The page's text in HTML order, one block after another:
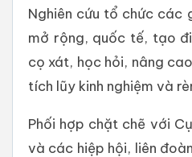
Nghiên cứu tổ chức các
mở rộng, quốc tế, tạo
cọ xát, học hỏi, nâng
tích lũy kinh nghiệm và
Phối hợp chặt chẽ với
và các hiệp hội, liên